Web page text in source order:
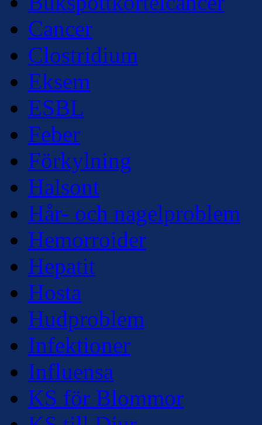
Cancer
Clostridium
Eksem
ESBL
Feber
Förkylning
Halsont
Hår- och nagelproblem
Hemorroider
Hepatit
Hosta
Hudproblem
Infektioner
Influensa
KS för Blommor